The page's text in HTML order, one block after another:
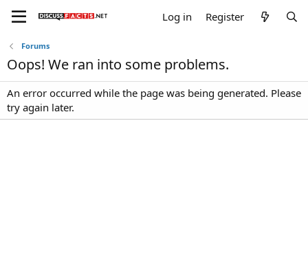
Log in Register
Forums
Oops! We ran into some problems.
An error occurred while the page was being generated. Please
try again later.